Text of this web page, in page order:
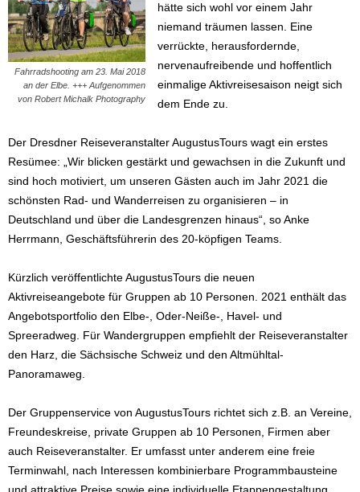
Fahrradshooting am 23. Mai 2018
an der Elbe. +++ Aufgenommen
von Robert Michalk Photography
hätte sich wohl vor einem Jahr
niemand träumen lassen. Eine
verrückte, herausfordernde,
nervenaufreibende und hoffentlich
einmalige Aktivreisesaison neigt sich
dem Ende zu.
Der Dresdner Reiseveranstalter AugustusTours wagt ein erstes
Resümee: „Wir blicken gestärkt und gewachsen in die Zukunft und
sind hoch motiviert, um unseren Gästen auch im Jahr 2021 die
schönsten Rad- und Wanderreisen zu organisieren – in
Deutschland und über die Landesgrenzen hinaus“, so Anke
Herrmann, Geschäftsführerin des 20-köpfigen Teams.
Kürzlich veröffentlichte AugustusTours die neuen
Aktivreiseangebote für Gruppen ab 10 Personen. 2021 enthält das
Angebotsportfolio den Elbe-, Oder-Neiße-, Havel- und
Spreeradweg. Für Wandergruppen empfiehlt der Reiseveranstalter
den Harz, die Sächsische Schweiz und den Altmühltal-
Panoramaweg.
Der Gruppenservice von AugustusTours richtet sich z.B. an Vereine,
Freundeskreise, private Gruppen ab 10 Personen, Firmen aber
auch Reiseveranstalter. Er umfasst unter anderem eine freie
Terminwahl, nach Interessen kombinierbare Programmbausteine